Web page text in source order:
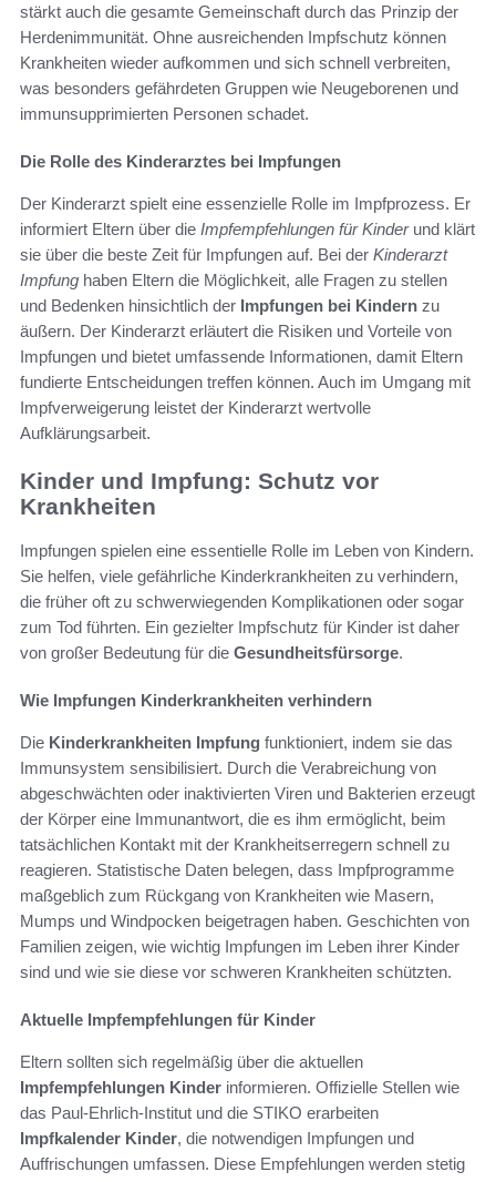
stärkt auch die gesamte Gemeinschaft durch das Prinzip der
Herdenimmunität. Ohne ausreichenden Impfschutz können
Krankheiten wieder aufkommen und sich schnell verbreiten,
was besonders gefährdeten Gruppen wie Neugeborenen und
immunsupprimierten Personen schadet.
Die Rolle des Kinderarztes bei Impfungen
Der Kinderarzt spielt eine essenzielle Rolle im Impfprozess. Er
informiert Eltern über die Impfempfehlungen für Kinderund klärt
sie über die beste Zeit für Impfungen auf. Bei der Kinderarzt
Impfung haben Eltern die Möglichkeit, alle Fragen zu stellen
und Bedenken hinsichtlich der Impfungen bei Kindern zu
äußern. Der Kinderarzt erläutert die Risiken und Vorteile von
Impfungen und bietet umfassende Informationen, damit Eltern
fundierte Entscheidungen treffen können. Auch im Umgang mit
Impfverweigerung leistet der Kinderarzt wertvolle
Aufklärungsarbeit.
Kinder und Impfung: Schutz vor
Krankheiten
Impfungen spielen eine essentielle Rolle im Leben von Kindern.
Sie helfen, viele gefährliche Kinderkrankheiten zu verhindern,
die früher oft zu schwerwiegenden Komplikationen oder sogar
zum Tod führten. Ein gezielter Impfschutz für Kinder ist daher
von großer Bedeutung für die Gesundheitsfürsorge.
Wie Impfungen Kinderkrankheiten verhindern
Die Kinderkrankheiten Impfung funktioniert, indem sie das
Immunsystem sensibilisiert. Durch die Verabreichung von
abgeschwächten oder inaktivierten Viren und Bakterien erzeugt
der Körper eine Immunantwort, die es ihm ermöglicht, beim
tatsächlichen Kontakt mit der Krankheitserregern schnell zu
reagieren. Statistische Daten belegen, dass Impfprogramme
maßgeblich zum Rückgang von Krankheiten wie Masern,
Mumps und Windpocken beigetragen haben. Geschichten von
Familien zeigen, wie wichtig Impfungen im Leben ihrer Kinder
sind und wie sie diese vor schweren Krankheiten schützten.
Aktuelle Impfempfehlungen für Kinder
Eltern sollten sich regelmäßig über die aktuellen
Impfempfehlungen Kinder informieren. Offizielle Stellen wie
das Paul-Ehrlich-Institut und die STIKO erarbeiten
Impfkalender Kinder, die notwendigen Impfungen und
Auffrischungen umfassen. Diese Empfehlungen werden stetig